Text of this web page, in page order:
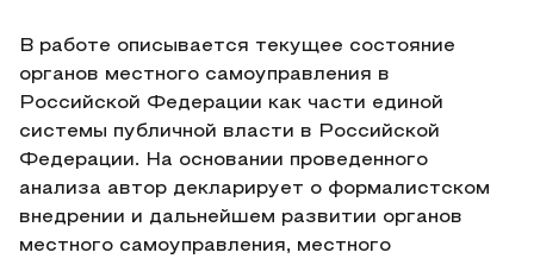
В работе описывается текущее состояние
органов местного самоуправления в
Российской Федерации как части единой
системы публичной власти в Российской
Федерации. На основании проведенного
анализа автор декларирует о формалистском
внедрении и дальнейшем развитии органов
местного самоуправления, местного